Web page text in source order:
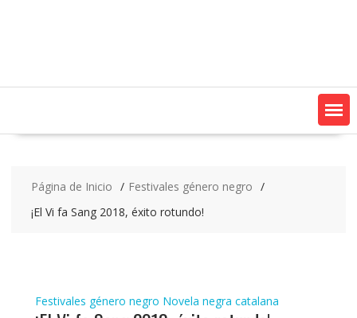
Página de Inicio
Festivales género negro
¡El Vi fa Sang 2018, éxito rotundo!
Festivales género negro Novela negra catalana